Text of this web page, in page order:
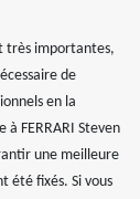
très importantes,
de
en la
FERRARI Steven
une meilleure
été fixés. Si vous